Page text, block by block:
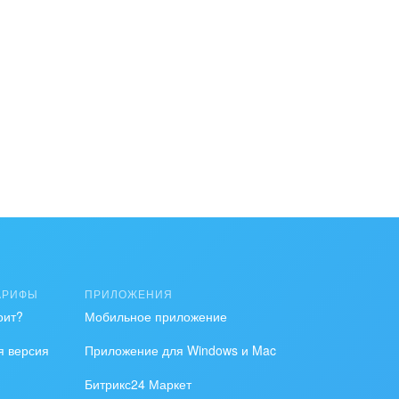
версия
ПРИЛОЖЕНИЯ
Мобильное приложение
Приложение для Windows и Mac
Битрикс24 Маркет